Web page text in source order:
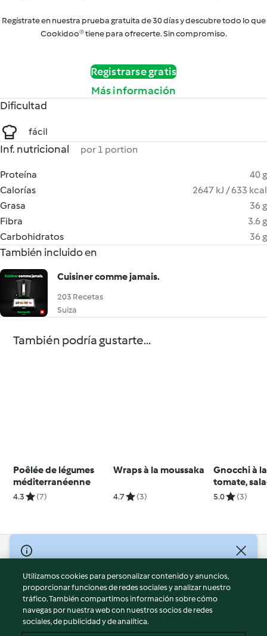
Regístrate en nuestra prueba gratuita de 30 días y descubre todo lo que
Cookidoo® tiene para ofrecerte. Sin compromiso.
Registrarse gratis
Más información
Dificultad
fácil
Inf. nutricional por 1 portion
Proteína
40 g
Calorías
2647 kJ / 633 kcal
Grasa
36 g
Fibra
3.6 g
Carbohidratos
36 g
También incluido en
Cuisiner comme jamais.
203 Recetas
Suiza
También podría gustarte...
Poêlée de légumes
méditerranéenne
4.3 (7)
Wraps à la moussaka
4.7 (3)
Gnocchi à
tomate,
brocoli -
5.0 (3)
© Copyright 2026
Términos de uso
Política de privacidad
Aviso legal
Información legal
Utilizamos cookies para personalizar contenido y anuncios,
proporcionar funciones de redes sociales y analizar nuestro
tráfico. También compartimos información sobre cómo
navegas por nuestra web con nuestros socios de redes
sociales, de publicidad y de analítica.